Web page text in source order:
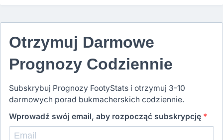
Otrzymuj Darmowe
Prognozy Codziennie
Subskrybuj Prognozy FootyStats i otrzymuj 3-10
darmowych porad bukmacherskich codziennie.
Wprowadź swój email, aby rozpocząć subskrypcję *